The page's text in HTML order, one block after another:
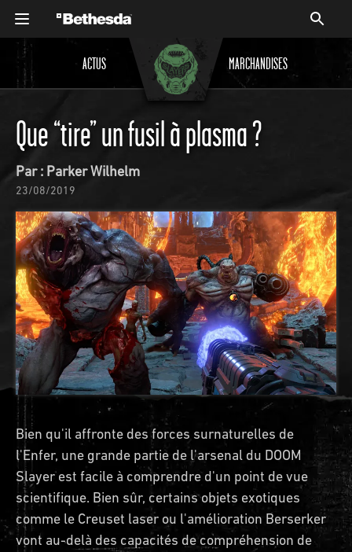
ACTUS MARCHANDISES
Que “tire” un fusil à plasma ?
Par : Parker Wilhelm
23/08/2019
Bien qu'il affronte des forces surnaturelles de
l'Enfer, une grande partie de l'arsenal du DOOM
Slayer est facile à comprendre d'un point de vue
scientifique. Bien sûr, certains objets exotiques
comme le Creuset laser ou l'amélioration Berserker
vont au-delà des capacités de compréhension de